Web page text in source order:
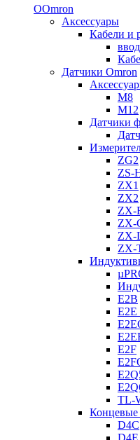
OOmron
Аксессуары
Кабели и
Датчики Omron
M8
M12
Датчики
ZG2
ZS-
ZX1
ZX2
ZX-
ZX-
ZX-
ZX-
E2B
E2F
TL-
Концевые
D4C